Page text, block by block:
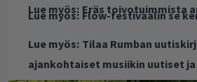
Lue myös: Eräs toivotuimmista
Lue myös: Flow-festivaalin se
Lue myös: Tilaa Rumban
ajankohtaiset musiikin uutiset